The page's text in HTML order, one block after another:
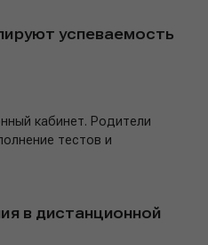
успеваемость
кабинет. Родители
тестов и
в дистанционной